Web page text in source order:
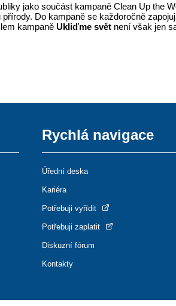
jako součást kampaně Clean Up the
Do kampaně se každoročně
kampaněUkliďme svět není však jen
Rychlá navigace
Úřední deska
Kariéra
Potřebuji vyřídit
Potřebuji zaplatit
Diskuzní fórum
Kontakty